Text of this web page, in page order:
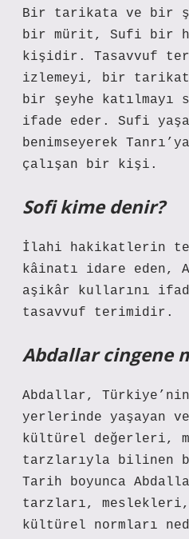
Bir tarikata ve bir
bir mürit, Sufi bir
kişidir. Tasavvuf
izlemeyi, bir
bir şeyhe
ifade eder. Sufi
benimseyerek
çalışan bir kişi.
Sofi kime denir?
İlahi hakikatlerin
kâinatı idare eden,
aşikâr kullarını
tasavvuf terimidir.
Abdallar cingene
Abdallar,
yerlerinde yaşayan
kültürel değerleri,
tarzlarıyla bilinen
Tarih boyunca
tarzları, meslekleri,
kültürel normları